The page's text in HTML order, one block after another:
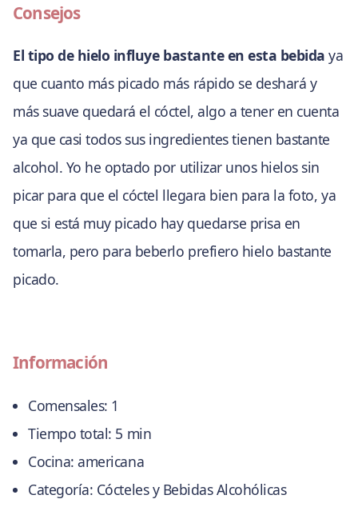
Consejos
El tipo de hielo influye bastante en esta bebida ya
que cuanto más picado más rápido se deshará y
más suave quedará el cóctel, algo a tener en cuenta
ya que casi todos sus ingredientes tienen bastante
alcohol. Yo he optado por utilizar unos hielos sin
picar para que el cóctel llegara bien para la foto, ya
que si está muy picado hay quedarse prisa en
tomarla, pero para beberlo prefiero hielo bastante
picado.
Información
Comensales: 1
Tiempo total: 5 min
Cocina: americana
Categoría: Cócteles y Bebidas Alcohólicas